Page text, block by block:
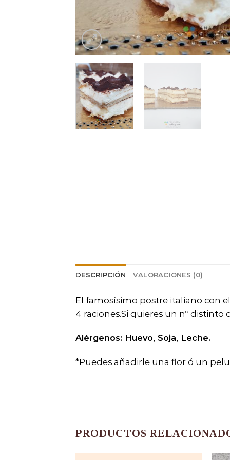
DESCRIPCIÓN VALORACIONES (0)
El famosísimo postre italiano con
4 raciones.Si quieres un nº distinto
Alérgenos: Huevo, Soja, Leche.
*Puedes añadirle una flor ó un
PRODUCTOS